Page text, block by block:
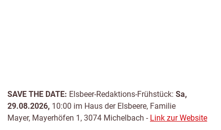
SAVE THE DATE: Elsbeer-Redaktions-Frühstück: Sa,
29.08.2026, 10:00 im Haus der Elsbeere, Familie
Mayer, Mayerhöfen 1, 3074 Michelbach - Link zur Website